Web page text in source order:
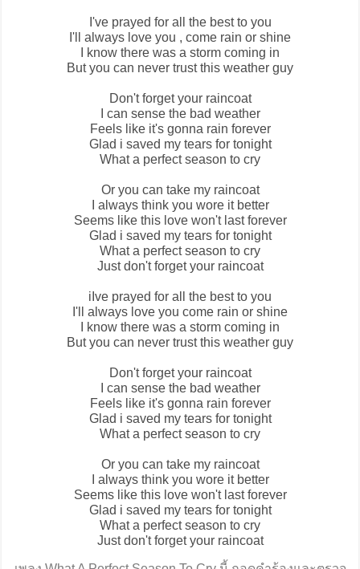
I've prayed for all the best to you
I'll always love you , come rain or shine
I know there was a storm coming in
But you can never trust this weather guy
Don't forget your raincoat
I can sense the bad weather
Feels like it's gonna rain forever
Glad i saved my tears for tonight
What a perfect season to cry
Or you can take my raincoat
I always think you wore it better
Seems like this love won't last forever
Glad i saved my tears for tonight
What a perfect season to cry
Just don't forget your raincoat
iIve prayed for all the best to you
I'll always love you come rain or shine
I know there was a storm coming in
But you can never trust this weather guy
Don't forget your raincoat
I can sense the bad weather
Feels like it's gonna rain forever
Glad i saved my tears for tonight
What a perfect season to cry
Or you can take my raincoat
I always think you wore it better
Seems like this love won't last forever
Glad i saved my tears for tonight
What a perfect season to cry
Just don't forget your raincoat